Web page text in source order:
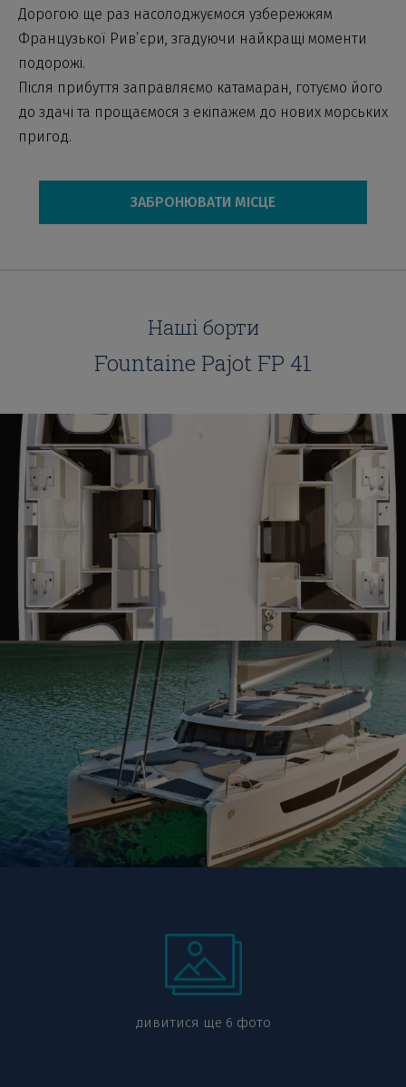
Дорогою ще раз насолоджуємося узбережжям
Французької Рив’єри, згадуючи найкращі моменти
подорожі.
Після прибуття заправляємо катамаран, готуємо його
до здачі та прощаємося з екіпажем до нових морських
пригод.
ЗАБРОНЮВАТИ МІСЦЕ
Наші борти
Fountaine Pajot FP 41
дивитися ще 6 фото